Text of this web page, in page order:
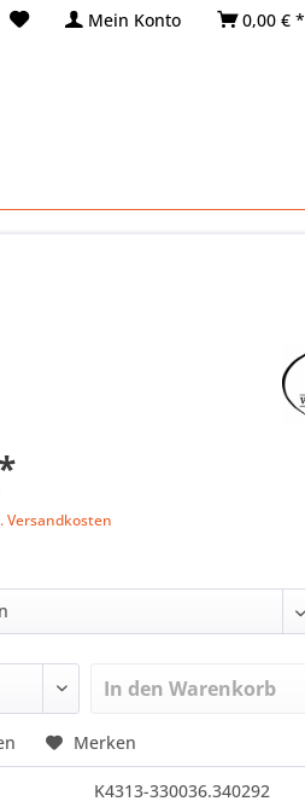
Mein Konto 0,00 € *
Versandkosten
In den Warenkorb
Merken
K4313-330036.340292